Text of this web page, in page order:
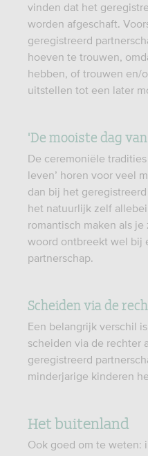
vinden dat het
worden afgeschaft.
geregistreerd
hoeven te trouwen,
hebben, of trouwen en/
uitstellen tot een later
'De mooiste dag
De ceremoniële
leven’ horen voor veel
dan bij het
het natuurlijk zelf
romantisch maken als
woord ontbreekt wel bij
partnerschap.
Scheiden via de
Een belangrijk verschil
scheiden via de rechter
geregistreerd
minderjarige kinderen
Het buitenland
Ook goed om te weten: